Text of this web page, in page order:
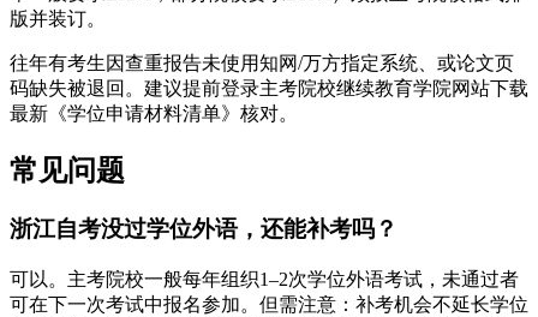
版并装订。
往年有考生因查重报告未使用知网/万方指定系统、或论文页
码缺失被退回。建议提前登录主考院校继续教育学院网站下载
最新《学位申请材料清单》核对。
常见问题
浙江自考没过学位外语，还能补考吗？
可以。主考院校一般每年组织1–2次学位外语考试，未通过者
可在下一次考试中报名参加。但需注意：补考机会不延长学位